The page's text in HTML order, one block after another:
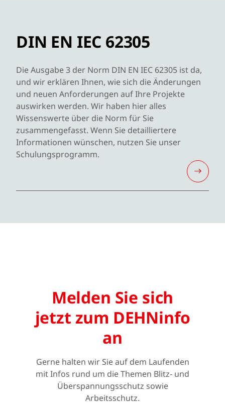
DIN EN IEC 62305
Die Ausgabe 3 der Norm DIN EN IEC 62305 ist da,
und wir erklären Ihnen, wie sich die Änderungen
und neuen Anforderungen auf Ihre Projekte
auswirken werden. Wir haben hier alles
Wissenswerte über die Norm für Sie
zusammengefasst. Wenn Sie detailliertere
Informationen wünschen, nutzen Sie unser
Schulungsprogramm.
Melden Sie sich
jetzt zum DEHNinfo
an
Gerne halten wir Sie auf dem Laufenden
mit Infos rund um die Themen Blitz- und
Überspannungsschutz sowie
Arbeitsschutz.